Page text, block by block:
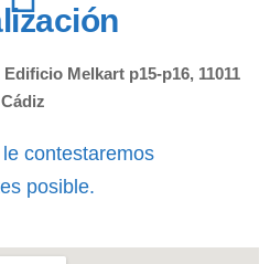
Melkart p15-p16, 11011
Cádiz
contestaremos
posible.